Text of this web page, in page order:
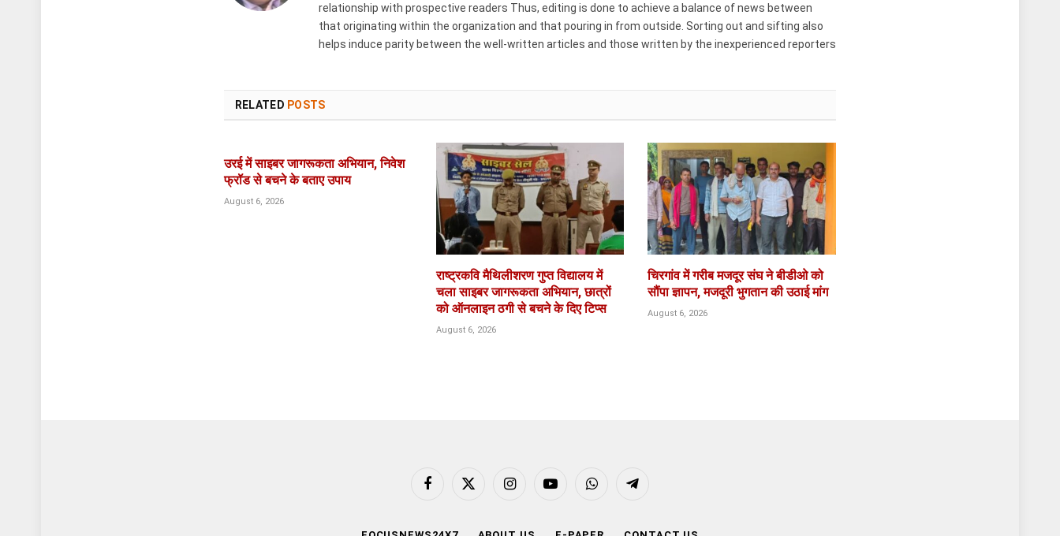
relationship with prospective readers Thus, editing is done to achieve a balance of news between
that originating within the organization and that pouring in from outside. Sorting out and sifting also
helps induce parity between the well-written articles and those written by the inexperienced reporters
RELATED POSTS
उरई में साइबर जागरूकता अभियान, निवेश
फ्रॉड से बचने के बताए उपाय
August 6, 2026
राष्ट्रकवि मैथिलीशरण गुप्त विद्यालय में
चला साइबर जागरूकता अभियान, छात्रों
को ऑनलाइन ठगी से बचने के दिए टिप्स
August 6, 2026
चिरगांव में गरीब मजदूर संघ ने बीडीओ को
सौंपा ज्ञापन, मजदूरी भुगतान की उठाई मांग
August 6, 2026
Facebook
X
InstagramYouTubeWhatsAppTelegram